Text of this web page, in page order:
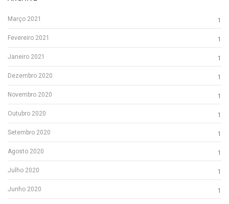
Março 2021 1
Fevereiro 2021 1
Janeiro 2021 1
Dezembro 2020 1
Novembro 2020 1
Outubro 2020 1
Setembro 2020 1
Agosto 2020 1
Julho 2020 1
Junho 2020 1